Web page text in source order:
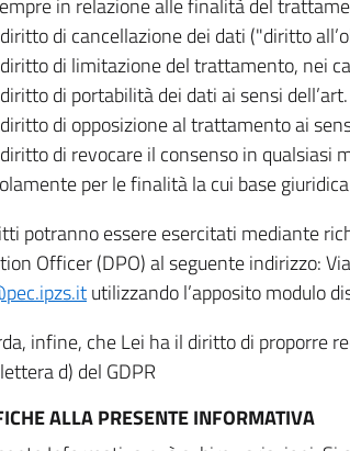
di cancellazione dei dati ("diritto
di limitazione del trattamento, nei
di portabilità dei dati ai sensi
di opposizione al trattamento ai
di revocare il consenso in qualsiasi
per le finalità la cui base
potranno essere esercitati mediante
Officer (DPO) al seguente indirizzo:
utilizzando l’apposito modulo
infine, che Lei ha il diritto di proporre
d) del GDPR
ALLA PRESENTE INFORMATIVA